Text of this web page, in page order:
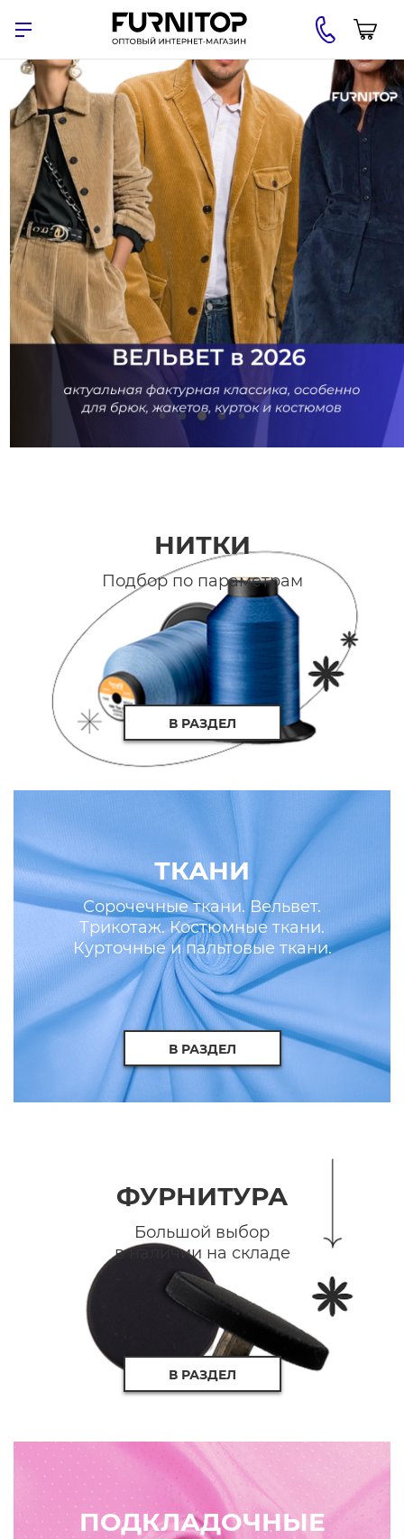
НИТКИ
Подбор по параметрам
В РАЗДЕЛ
ТКАНИ
Сорочечные ткани. Вельвет.
Трикотаж. Костюмные ткани.
Курточные и пальтовые ткани.
Искусственные кожа и мех.
В РАЗДЕЛ
ФУРНИТУРА
Большой выбор
в наличии на складе
В РАЗДЕЛ
ПОДКЛАДОЧНЫЕ